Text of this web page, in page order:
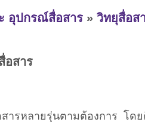
อุปกรณ์สื่อสาร » วิทยุสื่อส
อสาร
ารหลายรุ่นตามต้องการ โ